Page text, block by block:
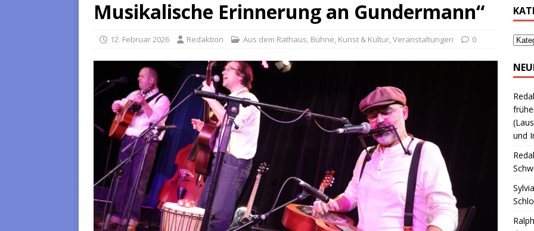
Musikalische Erinnerung an Gundermann“
12. Februar 2026 Redaktion Aus dem Rathaus, Bühne, Kunst & Kultur,Veranstaltungen 0
und
Sylvia